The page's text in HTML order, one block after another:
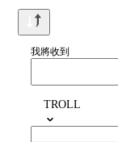
我將收到
TROLL